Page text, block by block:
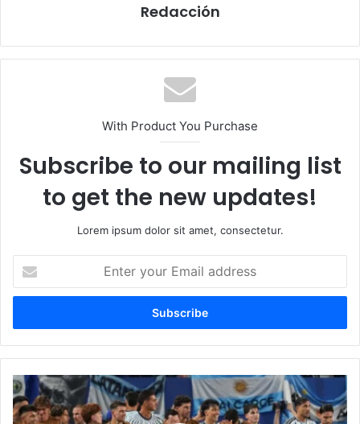
Redacción
With Product You Purchase
Subscribe to our mailing list
to get the new updates!
Lorem ipsum dolor sit amet, consectetur.
t
r
y
u
r
E
A
r
g